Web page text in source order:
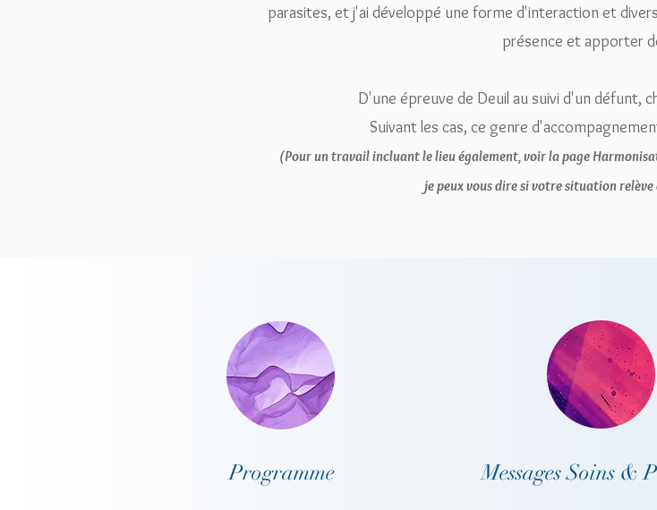
parasites, et j'ai développé une forme d'interaction et
présence et apporter
D'une épreuve de Deuil au suivi d'un défunt,
Suivant les cas, ce genre
(Pour un travail incluant le lieu également, voir la page
je peux vous dire si votre situation relève
Programme Messages Soins &